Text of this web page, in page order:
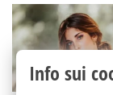
Info sui